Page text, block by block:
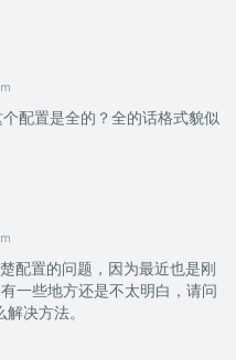
配置是全的？全的话格式貌似
配置的问题，因为最近也是刚
一些地方还是不太明白，请问
决方法。